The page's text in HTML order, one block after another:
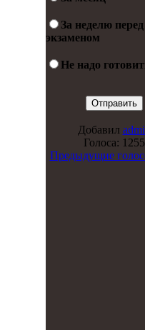
За неделю перед
экзаменом
Не надо
Добавил
Голоса: 1255
Предыдущие